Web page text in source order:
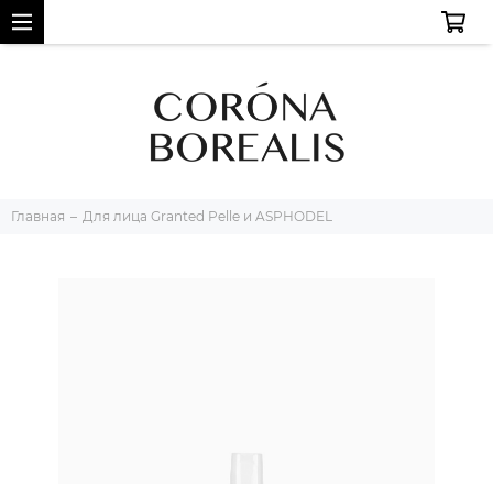
Главная Для лица Granted Pelle и ASPHODEL